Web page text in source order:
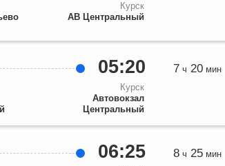
Курск
АВ Центральный
05:20
Курск
Автовокзал
Центральный
7 ч 20мин
06:25 8ч 25мин